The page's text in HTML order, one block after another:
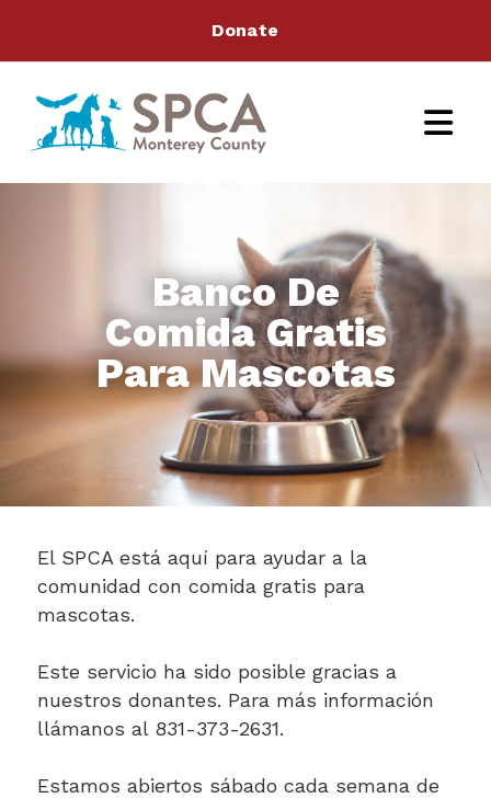
Donate
Banco De
Comida Gratis
Para Mascotas
El SPCA está aquí para ayudar a la
comunidad con comida gratis para
mascotas.
Este servicio ha sido posible gracias a
nuestros donantes. Para más información
llámanos al 831-373-2631.
Estamos abiertos sábado cada semana de